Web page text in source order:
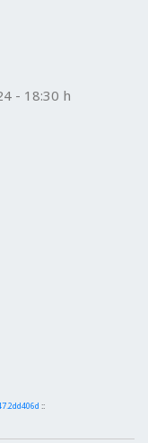
- 18:30 h
::